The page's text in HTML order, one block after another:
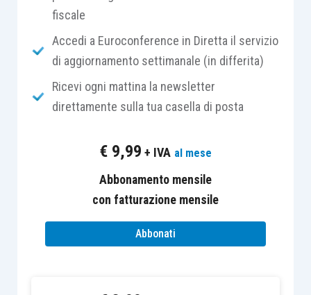
l’interesse, le capacità e le motivazioni
intrinseche delle persone per sviluppare nuove
conoscenze e abilità in un approccio più
necessita di un facilitatore esperto
spazio sicuro e ospitale all’interno del quale ogni
significato alla propria esperienza.
Vivendo eventi che non appartengono alla
ostacoli come il contesto e gli schemi mentali
fiscale
Accedi a Euroconference in Diretta il servizio
di aggiornamento settimanale (in differita)
Ricevi ogni mattina la newsletter
direttamente sulla tua casella di posta
€ 9,99 + IVA al mese
Abbonamento mensile
con fatturazione mensile
Abbonati